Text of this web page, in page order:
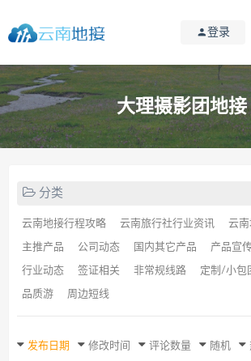
登录
大理摄影团地接
分类
云南地接行程攻略 云南旅行社行业资讯 云
主推产品 公司动态 国内其它产品 产品宣
行业动态 签证相关 非常规线路 定制/小包
品质游 周边短线
发布日期 修改时间 评论数量 随机